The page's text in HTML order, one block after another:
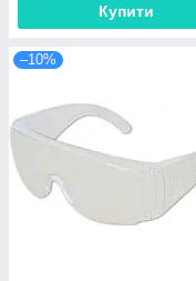
Купити
–10%